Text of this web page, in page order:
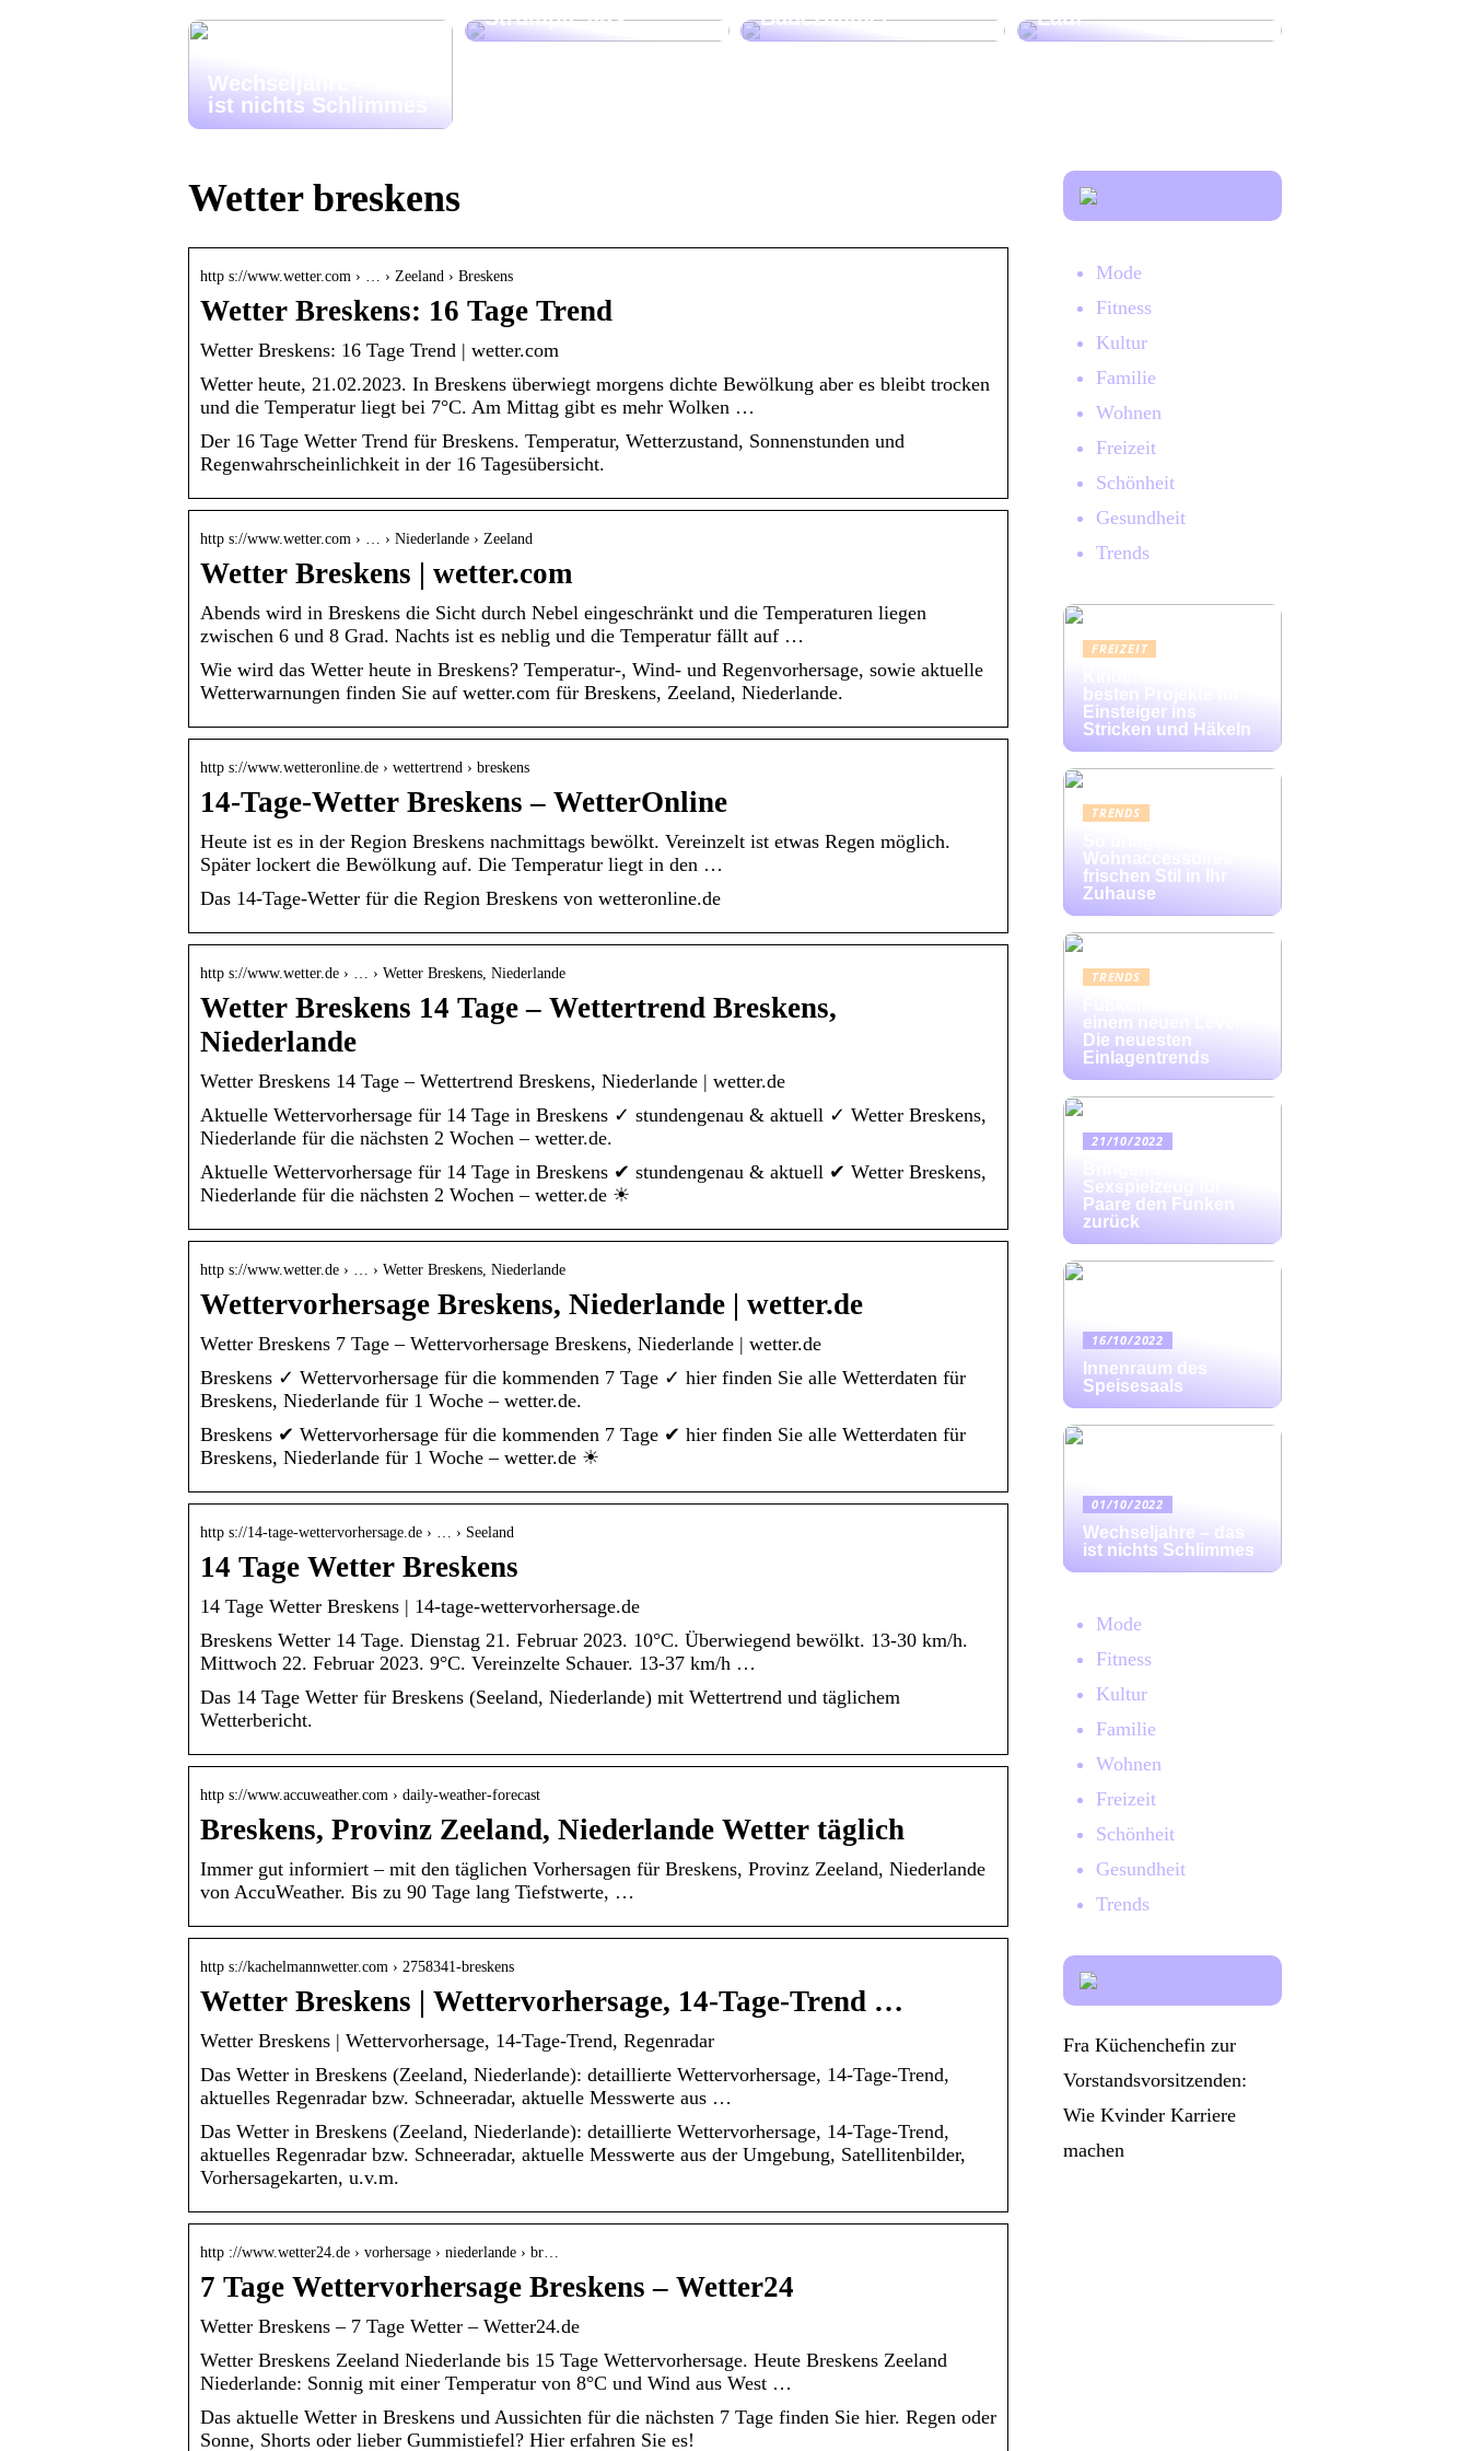
Wechseljahre – das
ist nichts Schlimmes
Strümpfe aus
Badezimmer
Lauf
Wetter breskens
http s://www.wetter.com › … › Zeeland › Breskens
Wetter Breskens: 16 Tage Trend
Wetter Breskens: 16 Tage Trend | wetter.com
Wetter heute, 21.02.2023. In Breskens überwiegt morgens dichte Bewölkung aber es bleibt trocken
und die Temperatur liegt bei 7°C. Am Mittag gibt es mehr Wolken …
Der 16 Tage Wetter Trend für Breskens. Temperatur, Wetterzustand, Sonnenstunden und
Regenwahrscheinlichkeit in der 16 Tagesübersicht.
http s://www.wetter.com › … › Niederlande › Zeeland
Wetter Breskens | wetter.com
Abends wird in Breskens die Sicht durch Nebel eingeschränkt und die Temperaturen liegen
zwischen 6 und 8 Grad. Nachts ist es neblig und die Temperatur fällt auf …
Wie wird das Wetter heute in Breskens? Temperatur-, Wind- und Regenvorhersage, sowie aktuelle
Wetterwarnungen finden Sie auf wetter.com für Breskens, Zeeland, Niederlande.
http s://www.wetteronline.de › wettertrend › breskens
14-Tage-Wetter Breskens – WetterOnline
Heute ist es in der Region Breskens nachmittags bewölkt. Vereinzelt ist etwas Regen möglich.
Später lockert die Bewölkung auf. Die Temperatur liegt in den …
Das 14-Tage-Wetter für die Region Breskens von wetteronline.de
http s://www.wetter.de › … › Wetter Breskens, Niederlande
Wetter Breskens 14 Tage – Wettertrend Breskens,
Niederlande
Wetter Breskens 14 Tage – Wettertrend Breskens, Niederlande | wetter.de
Aktuelle Wettervorhersage für 14 Tage in Breskens ✓ stundengenau & aktuell ✓ Wetter Breskens,
Niederlande für die nächsten 2 Wochen – wetter.de.
Aktuelle Wettervorhersage für 14 Tage in Breskens ✔ stundengenau & aktuell ✔ Wetter Breskens,
Niederlande für die nächsten 2 Wochen – wetter.de ☀
http s://www.wetter.de › … › Wetter Breskens, Niederlande
Wettervorhersage Breskens, Niederlande | wetter.de
Wetter Breskens 7 Tage – Wettervorhersage Breskens, Niederlande | wetter.de
Breskens ✓ Wettervorhersage für die kommenden 7 Tage ✓ hier finden Sie alle Wetterdaten für
Breskens, Niederlande für 1 Woche – wetter.de.
Breskens ✔ Wettervorhersage für die kommenden 7 Tage ✔ hier finden Sie alle Wetterdaten für
Breskens, Niederlande für 1 Woche – wetter.de ☀
http s://14-tage-wettervorhersage.de › … › Seeland
14 Tage Wetter Breskens
14 Tage Wetter Breskens | 14-tage-wettervorhersage.de
Breskens Wetter 14 Tage. Dienstag 21. Februar 2023. 10°C. Überwiegend bewölkt. 13-30 km/h.
Mittwoch 22. Februar 2023. 9°C. Vereinzelte Schauer. 13-37 km/h …
Das 14 Tage Wetter für Breskens (Seeland, Niederlande) mit Wettertrend und täglichem
Wetterbericht.
http s://www.accuweather.com › daily-weather-forecast
Breskens, Provinz Zeeland, Niederlande Wetter täglich
Immer gut informiert – mit den täglichen Vorhersagen für Breskens, Provinz Zeeland, Niederlande
von AccuWeather. Bis zu 90 Tage lang Tiefstwerte, …
http s://kachelmannwetter.com › 2758341-breskens
Wetter Breskens | Wettervorhersage, 14-Tage-Trend …
Wetter Breskens | Wettervorhersage, 14-Tage-Trend, Regenradar
Das Wetter in Breskens (Zeeland, Niederlande): detaillierte Wettervorhersage, 14-Tage-Trend,
aktuelles Regenradar bzw. Schneeradar, aktuelle Messwerte aus …
Das Wetter in Breskens (Zeeland, Niederlande): detaillierte Wettervorhersage, 14-Tage-Trend,
aktuelles Regenradar bzw. Schneeradar, aktuelle Messwerte aus der Umgebung, Satellitenbilder,
Vorhersagekarten, u.v.m.
http ://www.wetter24.de › vorhersage › niederlande › br…
7 Tage Wettervorhersage Breskens – Wetter24
Wetter Breskens – 7 Tage Wetter – Wetter24.de
Wetter Breskens Zeeland Niederlande bis 15 Tage Wettervorhersage. Heute Breskens Zeeland
Niederlande: Sonnig mit einer Temperatur von 8°C und Wind aus West …
Das aktuelle Wetter in Breskens und Aussichten für die nächsten 7 Tage finden Sie hier. Regen oder
Sonne, Shorts oder lieber Gummistiefel? Hier erfahren Sie es!
Mode
Fitness
Kultur
Familie
Wohnen
Freizeit
Schönheit
Gesundheit
Trends
FREIZEIT
besten Projekte für
Einsteiger ins
Stricken und Häkeln
TRENDS
Wohnaccessoires
frischen Stil in Ihr
Zuhause
TRENDS
einem neuen Level:
Die neuesten
Einlagentrends
21/10/2022
Sexspielzeug für
Paare den Funken
zurück
16/10/2022
Innenraum des
Speisesaals
01/10/2022
Wechseljahre – das
ist nichts Schlimmes
Mode
Fitness
Kultur
Familie
Wohnen
Freizeit
Schönheit
Gesundheit
Trends
Fra Küchenchefin zur
Vorstandsvorsitzenden:
Wie Kvinder Karriere
machen